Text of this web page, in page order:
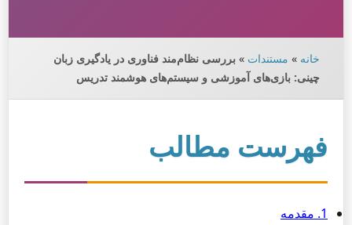
خانه » مستندات » بررسی نظام‌مند فناوری در یادگیری زبان
چینی: بازی‌های آموزشی و سیستم‌های هوشمند تدریس
فهرست مطالب
1. مقدمه